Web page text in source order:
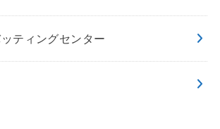
ティングセンター